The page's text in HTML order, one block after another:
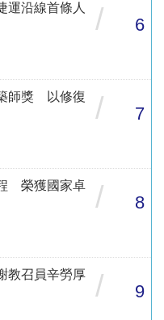
運沿線首條人
/ 6
師獎 以修復
/ 7
榮獲國家卓
/ 8
教召員辛勞厚
/ 9